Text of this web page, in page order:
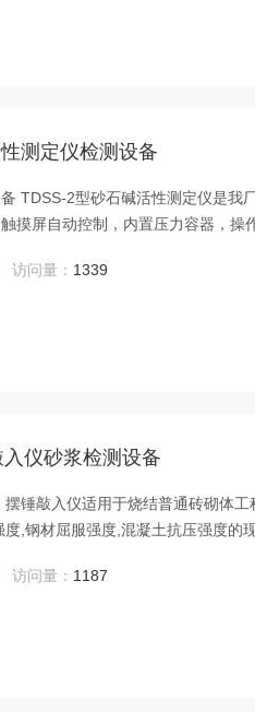
测定仪检测设备
TDSS-2型砂石碱活性测定仪是我
摸屏自动控制，内置压力容器，操
访问量： 1339
仪砂浆检测设备
锤敲入仪适用于烧结普通砖砌体
,钢材屈服强度,混凝土抗压强度的现
访问量： 1187